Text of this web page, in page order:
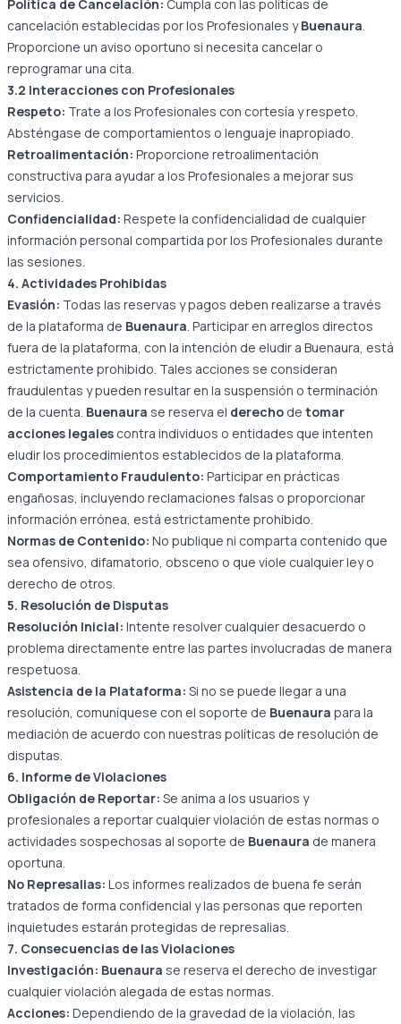
Política de Cancelación: Cumpla con las políticas de
cancelación establecidas por los Profesionales yBuenaura.
Proporcione un aviso oportuno si necesita cancelar o
reprogramar una cita.
3.2 Interacciones con Profesionales
Respeto: Trate a los Profesionales con cortesía y respeto.
Absténgase de comportamientos o lenguaje inapropiado.
Retroalimentación: Proporcione retroalimentación
constructiva para ayudar a los Profesionales a mejorar sus
servicios.
Confidencialidad: Respete la confidencialidad de cualquier
información personal compartida por los Profesionales durante
las sesiones.
4. Actividades Prohibidas
Evasión: Todas las reservas y pagos deben realizarse a través
de la plataforma de Buenaura. Participar en arreglos directos
fuera de la plataforma, con la intención de eludir a Buenaura, está
estrictamente prohibido. Tales acciones se consideran
fraudulentas y pueden resultar en la suspensión o terminación
de la cuenta. Buenaura se reserva el derecho de tomar
acciones legales contra individuos o entidades que intenten
eludir los procedimientos establecidos de la plataforma.
Comportamiento Fraudulento: Participar en prácticas
engañosas, incluyendo reclamaciones falsas o proporcionar
información errónea, está estrictamente prohibido.
Normas de Contenido: No publique ni comparta contenido que
sea ofensivo, difamatorio, obsceno o que viole cualquier ley o
derecho de otros.
5. Resolución de Disputas
Resolución Inicial: Intente resolver cualquier desacuerdo o
problema directamente entre las partes involucradas de manera
respetuosa.
Asistencia de la Plataforma: Si no se puede llegar a una
resolución, comuníquese con el soporte de Buenaura para la
mediación de acuerdo con nuestras políticas de resolución de
disputas.
6. Informe de Violaciones
Obligación de Reportar: Se anima a los usuarios y
profesionales a reportar cualquier violación de estas normas o
actividades sospechosas al soporte de Buenaura de manera
oportuna.
No Represalias: Los informes realizados de buena fe serán
tratados de forma confidencial y las personas que reporten
inquietudes estarán protegidas de represalias.
7. Consecuencias de las Violaciones
Investigación: Buenaura se reserva el derecho de investigar
cualquier violación alegada de estas normas.
Acciones: Dependiendo de la gravedad de la violación, las